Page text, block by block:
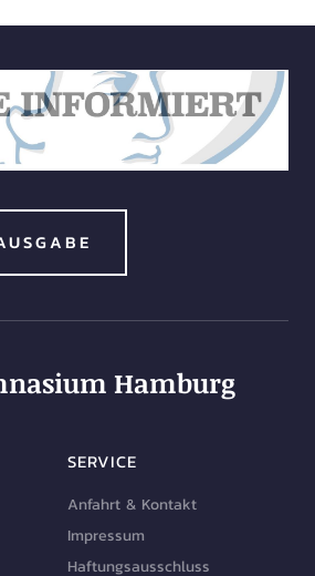
Hamburg
SERVICE
Anfahrt & Kontakt
Impressum
Haftungsausschluss